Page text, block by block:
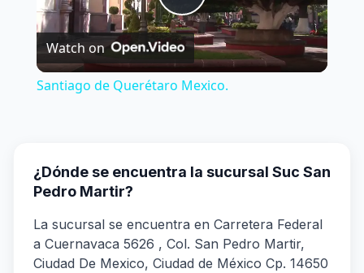
Play
Video
Watch on
Santiago de Querétaro Mexico.
¿Dónde se encuentra la sucursal Suc San
Pedro Martir?
La sucursal se encuentra en Carretera Federal
a Cuernavaca 5626 , Col. San Pedro Martir,
Ciudad De Mexico, Ciudad de México Cp. 14650